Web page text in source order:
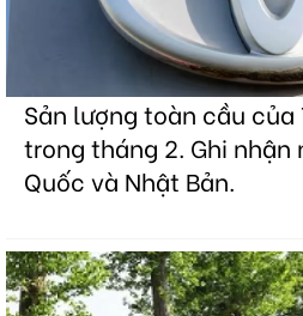
Sản lượng toàn cầu của
trong tháng 2. Ghi
Quốc và Nhật Bản.